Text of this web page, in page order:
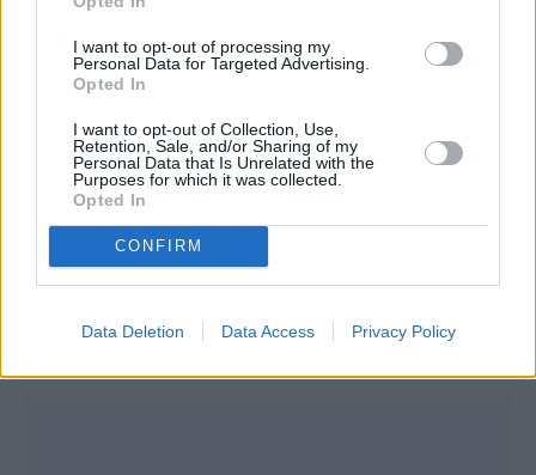
I want to opt-out of processing my
Personal Data for Targeted Advertising.
Opted In
I want to opt-out of Collection, Use,
Retention, Sale, and/or Sharing of my
Personal Data that Is Unrelated with the
Purposes for which it was collected.
Opted In
CONFIRM
Data Deletion Data Access Privacy Policy